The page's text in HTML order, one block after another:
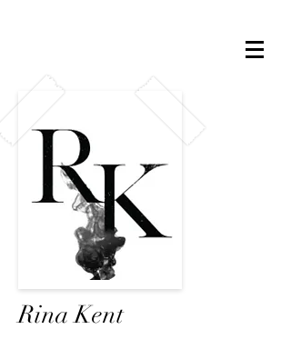
Rina Kent